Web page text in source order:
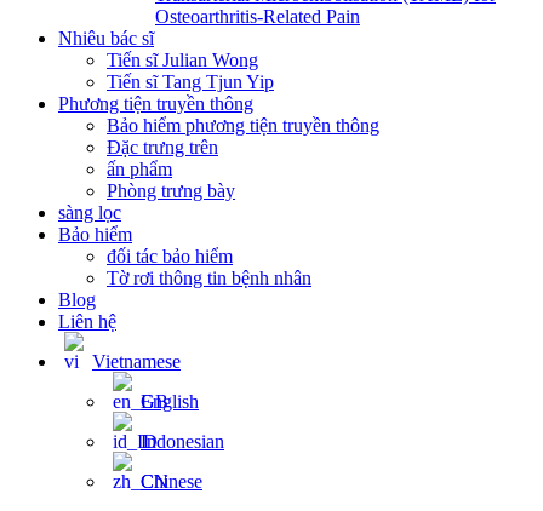
Osteoarthritis-Related Pain
Nhiêu bác sĩ
Tiến sĩ Julian Wong
Tiến sĩ Tang Tjun Yip
Phương tiện truyền thông
Bảo hiểm phương tiện truyền thông
Đặc trưng trên
ấn phẩm
Phòng trưng bày
sàng lọc
Bảo hiểm
đối tác bảo hiểm
Tờ rơi thông tin bệnh nhân
Blog
Liên hệ
Vietnamese
English
Indonesian
Chinese